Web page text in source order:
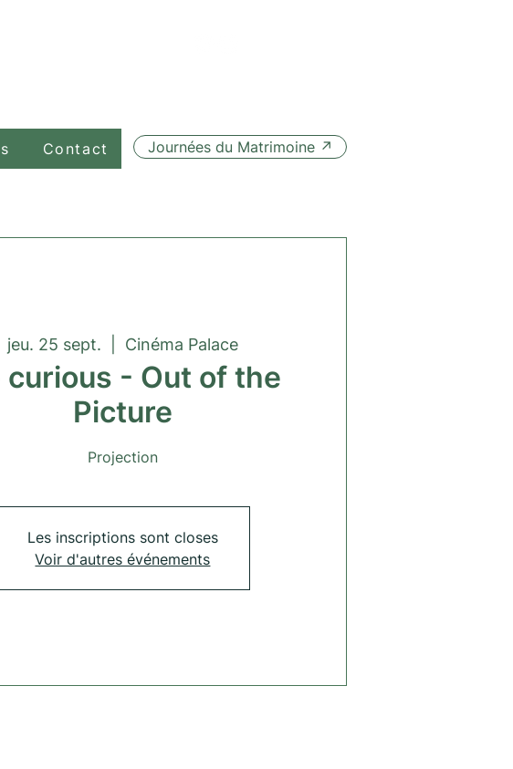
Contact Journées du Matrimoine ↗
jeu. 25 sept. Cinéma Palace
curious - Out of the
Picture
Projection
Les inscriptions sont closes
Voir d'autres événements